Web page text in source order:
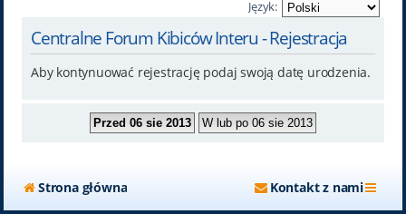
Język:
Centralne Forum Kibiców Interu - Rejestracja
Aby kontynuować rejestrację podaj swoją datę urodzenia.
Strona główna Kontakt z nami